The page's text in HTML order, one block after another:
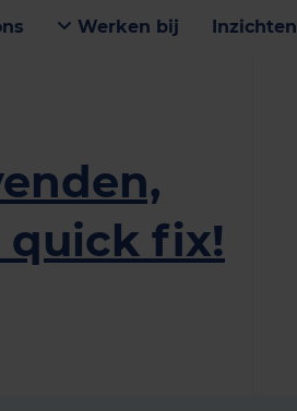
Werken bij Inzichten
quick fix!